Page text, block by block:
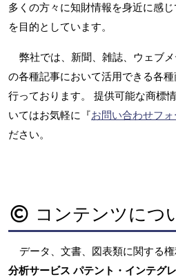
多くの方々に知財情報を身近に感
を目的としています。
弊社では、新聞、雑誌、ウェブ
の各種記事において活用できる各
行っております。 提供可能な商標
いてはお気軽に『お問い合わせフォ
ださい。
コンテンツにつ
データ、文書、図表類に関する
分析サービス パテント・インテグ